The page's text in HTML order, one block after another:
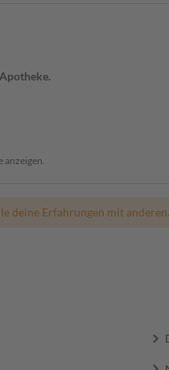
deine Erfahrungen mit anderen.